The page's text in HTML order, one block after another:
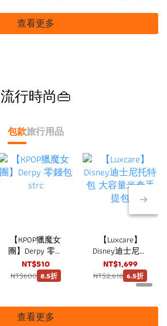
查看更多
流行時尚👜
包款旅行用品
【KPOP獵魔女
團】Derpy 零錢
包 strc
NT$510
NT$600 8.5折
【Luxcare】
Disney迪士尼托
特包 大容量米
奇手提包
NT$1,699
NT$2,618 6.5折
查看更多